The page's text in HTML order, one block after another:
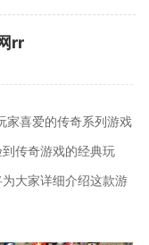
rr
家喜爱的传奇系列游戏
传奇游戏的经典玩
大家详细介绍这款游